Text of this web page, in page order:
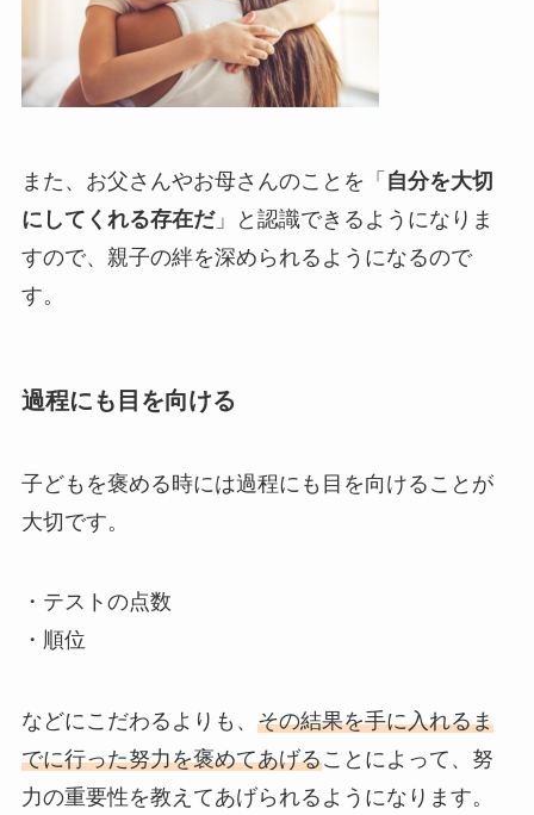
また、お父さんやお母さんのことを「 自分を大切
にしてくれる存在だ」と認識できるようになりま
すので、親子の絆を深められるようになるので
す。
過程にも目を向ける
子どもを褒める時には過程にも目を向けることが
大切です。
・テストの点数
・順位
などにこだわるよりも、 その結果を手に入れるま
でに行った努力を褒めてあげることによって、努
力の重要性を教えてあげられるようになります。